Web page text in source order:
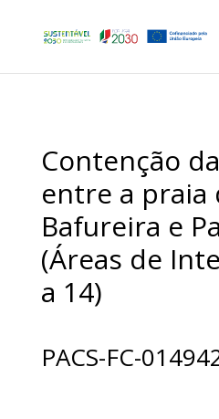
Contenção
entre a praia
Bafureira e
(Áreas de
a 14)
PACS-FC-